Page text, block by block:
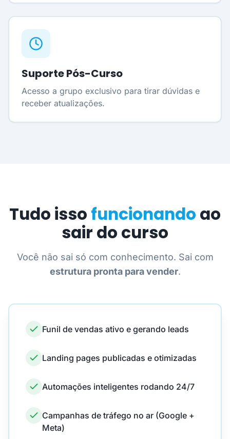
Suporte Pós-Curso
Acesso a grupo exclusivo para tirar dúvidas e
receber atualizações.
Tudo isso funcionando ao
sair do curso
Você não sai só com conhecimento. Sai com
estrutura pronta para vender.
Funil de vendas ativo e gerando leads
Landing pages publicadas e otimizadas
Automações inteligentes rodando 24/7
Campanhas de tráfego no ar (Google +
Meta)